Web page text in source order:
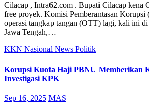
Cilacap , Intra62.com . Bupati Cilacap kena
free proyek. Komisi Pemberantasan
operasi tangkap tangan (OTT) lagi, kali ini
Jawa Tengah,…
KKN Nasional News Politik
Korupsi Kuota Haji PBNU Memberikan
Investigasi KPK
Sep 16, 2025 MAS